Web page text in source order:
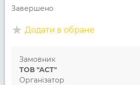
Завершено
Додати в обране
Замовник
ТОВ "АСТ"
Організатор